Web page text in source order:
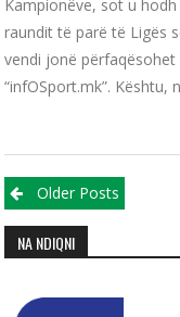
Kampionëve, sot u
raundit të parë të Ligës
vendi jonë
“infOSport.mk”. Kështu,
Posts navigation
Older Posts
NA NDIQNI